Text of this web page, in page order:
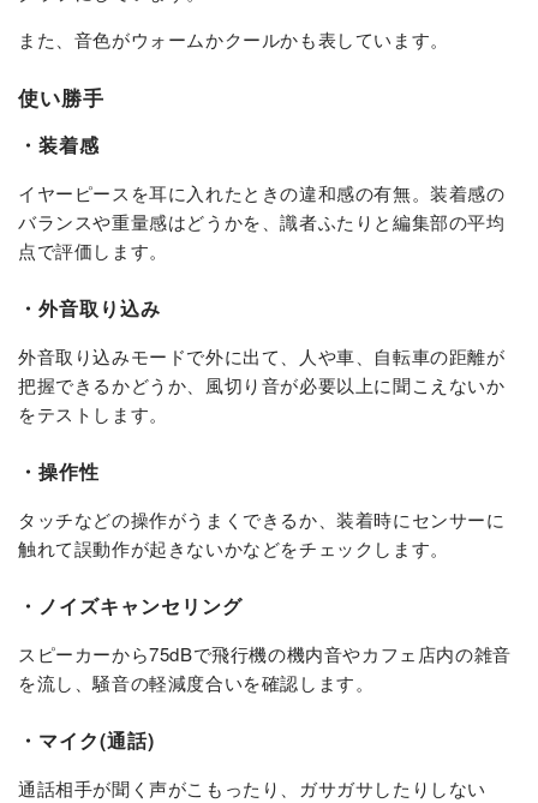
また、音色がウォームかクールかも表しています。
使い勝手
・装着感
イヤーピースを耳に入れたときの違和感の有無。装着感の
バランスや重量感はどうかを、識者ふたりと編集部の平均
点で評価します。
・外音取り込み
外音取り込みモードで外に出て、人や車、自転車の距離が
把握できるかどうか、風切り音が必要以上に聞こえないか
をテストします。
・操作性
タッチなどの操作がうまくできるか、装着時にセンサーに
触れて誤動作が起きないかなどをチェックします。
・ノイズキャンセリング
スピーカーから75dBで飛行機の機内音やカフェ店内の雑音
を流し、騒音の軽減度合いを確認します。
・マイク(通話)
通話相手が聞く声がこもったり、ガサガサしたりしない